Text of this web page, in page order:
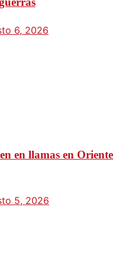
6, 2026
en llamas en Oriente
5, 2026